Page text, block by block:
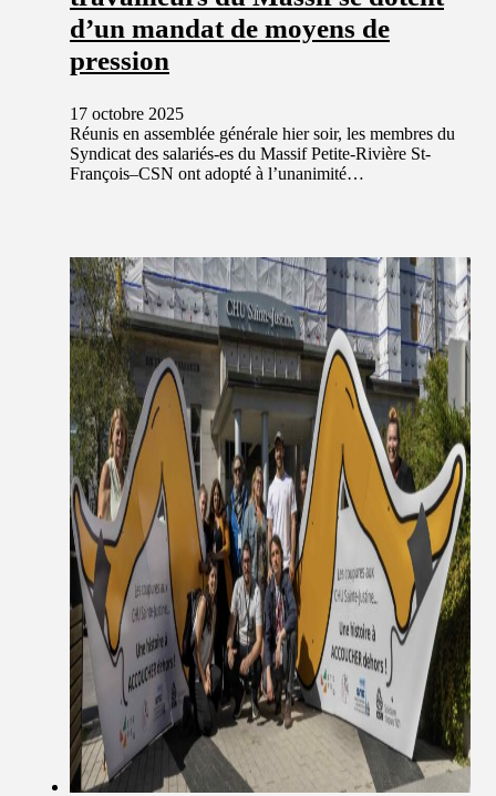
d’un mandat de moyens de
pression
17 octobre 2025
Réunis en assemblée générale hier soir, les membres du
Syndicat des salariés-es du Massif Petite-Rivière St-
François–CSN ont adopté à l’unanimité…